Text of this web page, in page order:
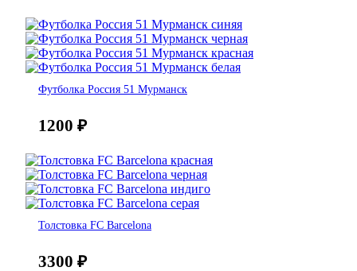
Футболка Россия 51 Мурманск
1200 ₽
Толстовка FC Barcelona
3300 ₽